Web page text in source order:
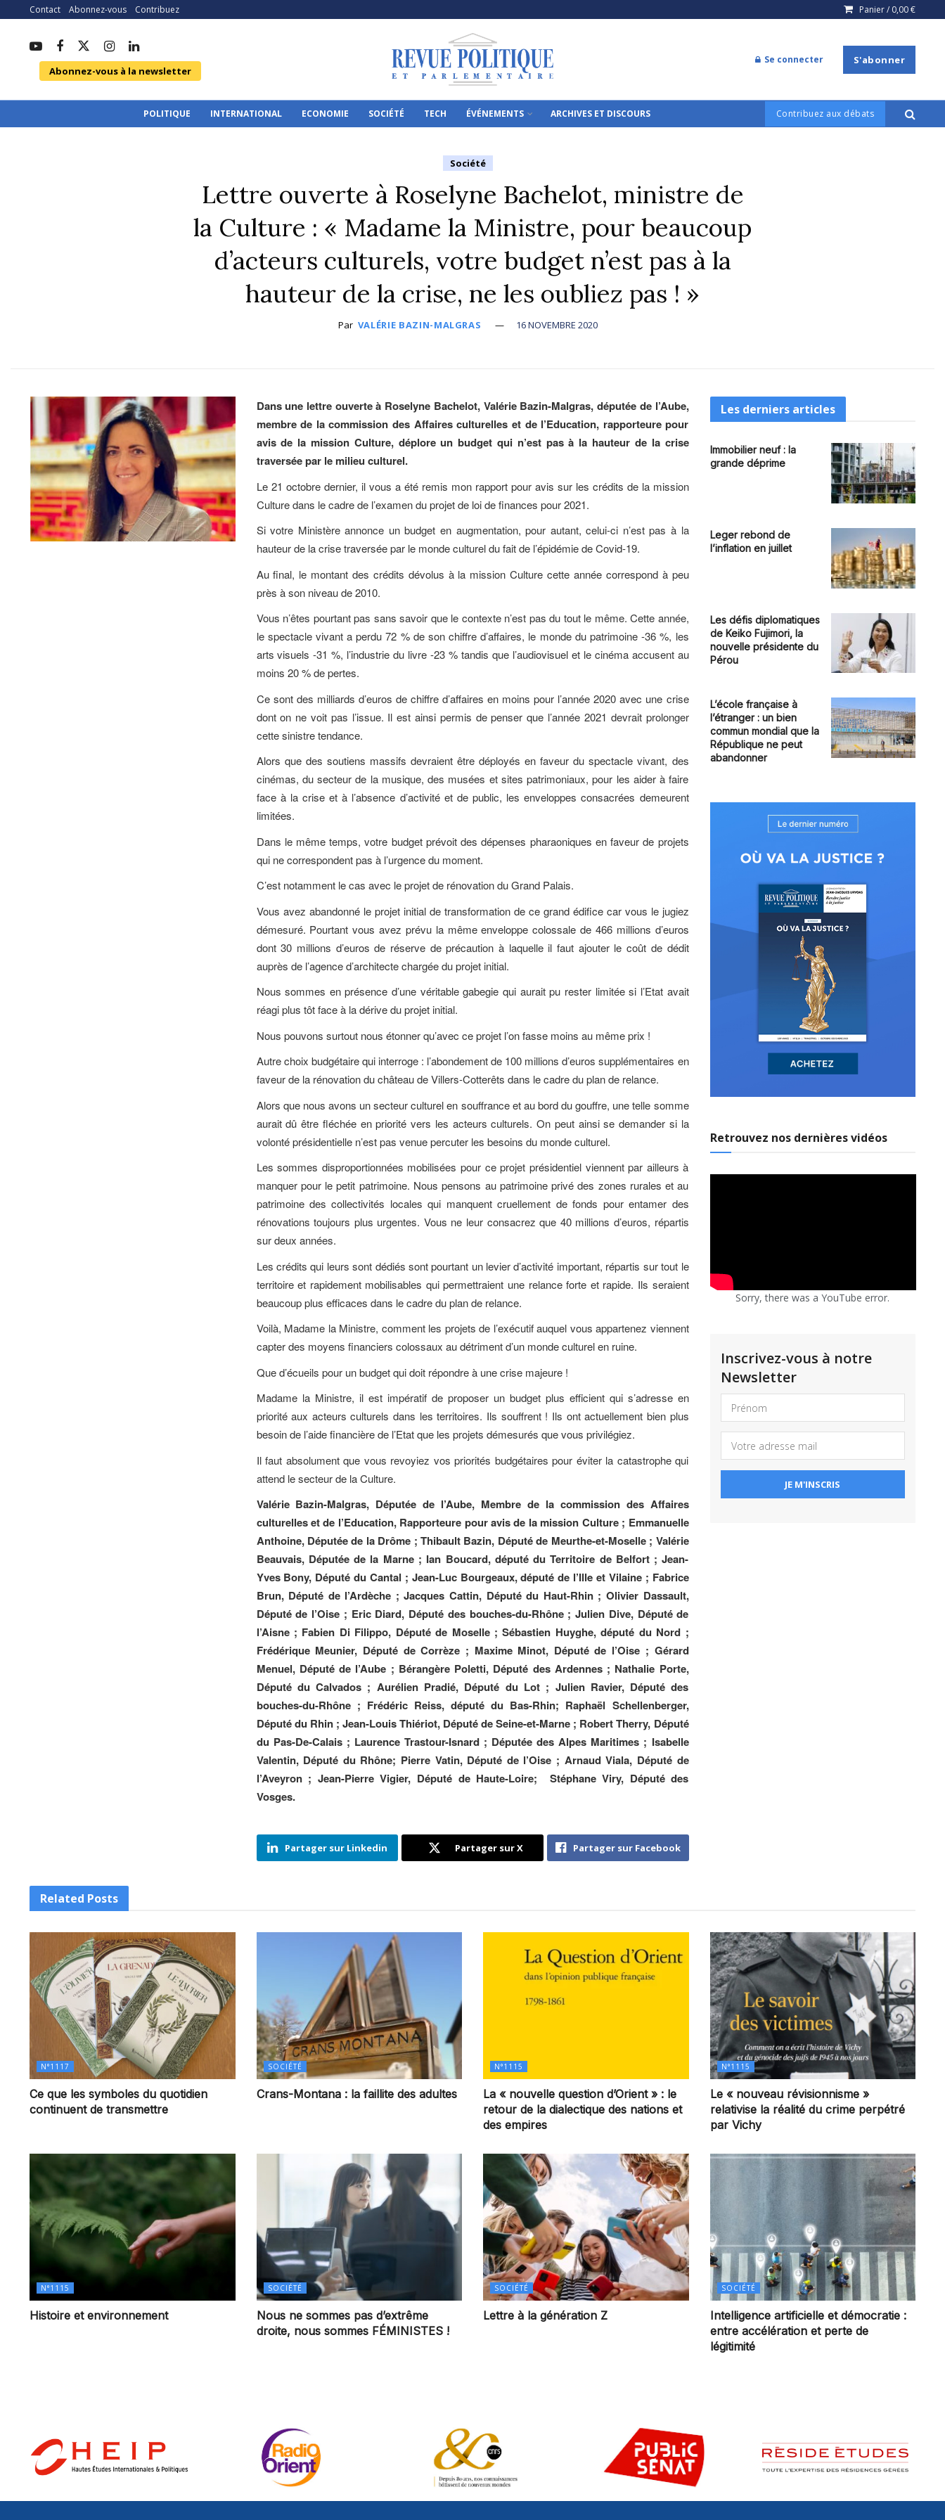
Contact Abonnez-vous Contribuez Panier / 0,00€
Abonnez-vous à la newsletter
Se connecter S'abonner
POLITIQUE INTERNATIONAL ECONOMIE SOCIÉTÉ TECH ÉVÉNEMENTS ARCHIVES ET DISCOURS Contribuez aux débats
Société
Lettre ouverte à Roselyne Bachelot, ministre de
la Culture : « Madame la Ministre, pour beaucoup
d’acteurs culturels, votre budget n’est pas à la
hauteur de la crise, ne les oubliez pas ! »
Par VALÉRIE BAZIN-MALGRAS 16 NOVEMBRE 2020
Dans une lettre ouverte à Roselyne Bachelot, Valérie Bazin-Malgras, députée de l’Aube,
membre de la commission des Affaires culturelles et de l’Education, rapporteure pour
avis de la mission Culture, déplore un budget qui n’est pas à la hauteur de la crise
traversée par le milieu culturel.
Le 21 octobre dernier, il vous a été remis mon rapport pour avis sur les crédits de la mission
Culture dans le cadre de l’examen du projet de loi de finances pour 2021.
Si votre Ministère annonce un budget en augmentation, pour autant, celui-ci n’est pas à la
hauteur de la crise traversée par le monde culturel du fait de l’épidémie de Covid-19.
Au final, le montant des crédits dévolus à la mission Culture cette année correspond à peu
près à son niveau de 2010.
Vous n’êtes pourtant pas sans savoir que le contexte n’est pas du tout le même. Cette année,
le spectacle vivant a perdu 72 % de son chiffre d’affaires, le monde du patrimoine -36 %, les
arts visuels -31 %, l’industrie du livre -23 % tandis que l’audiovisuel et le cinéma accusent au
moins 20 % de pertes.
Ce sont des milliards d’euros de chiffre d’affaires en moins pour l’année 2020 avec une crise
dont on ne voit pas l’issue. Il est ainsi permis de penser que l’année 2021 devrait prolonger
cette sinistre tendance.
Alors que des soutiens massifs devraient être déployés en faveur du spectacle vivant, des
cinémas, du secteur de la musique, des musées et sites patrimoniaux, pour les aider à faire
face à la crise et à l’absence d’activité et de public, les enveloppes consacrées demeurent
limitées.
Dans le même temps, votre budget prévoit des dépenses pharaoniques en faveur de projets
qui ne correspondent pas à l’urgence du moment.
C’est notamment le cas avec le projet de rénovation du Grand Palais.
Vous avez abandonné le projet initial de transformation de ce grand édifice car vous le jugiez
démesuré. Pourtant vous avez prévu la même enveloppe colossale de 466 millions d’euros
dont 30 millions d’euros de réserve de précaution à laquelle il faut ajouter le coût de dédit
auprès de l’agence d’architecte chargée du projet initial.
Nous sommes en présence d’une véritable gabegie qui aurait pu rester limitée si l’Etat avait
réagi plus tôt face à la dérive du projet initial.
Nous pouvons surtout nous étonner qu’avec ce projet l’on fasse moins au même prix !
Autre choix budgétaire qui interroge : l’abondement de 100 millions d’euros supplémentaires en
faveur de la rénovation du château de Villers-Cotterêts dans le cadre du plan de relance.
Alors que nous avons un secteur culturel en souffrance et au bord du gouffre, une telle somme
aurait dû être fléchée en priorité vers les acteurs culturels. On peut ainsi se demander si la
volonté présidentielle n’est pas venue percuter les besoins du monde culturel.
Les sommes disproportionnées mobilisées pour ce projet présidentiel viennent par ailleurs à
manquer pour le petit patrimoine. Nous pensons au patrimoine privé des zones rurales et au
patrimoine des collectivités locales qui manquent cruellement de fonds pour entamer des
rénovations toujours plus urgentes. Vous ne leur consacrez que 40 millions d’euros, répartis
sur deux années.
Les crédits qui leurs sont dédiés sont pourtant un levier d’activité important, répartis sur tout le
territoire et rapidement mobilisables qui permettraient une relance forte et rapide. Ils seraient
beaucoup plus efficaces dans le cadre du plan de relance.
Voilà, Madame la Ministre, comment les projets de l’exécutif auquel vous appartenez viennent
capter des moyens financiers colossaux au détriment d’un monde culturel en ruine.
Que d’écueils pour un budget qui doit répondre à une crise majeure !
Madame la Ministre, il est impératif de proposer un budget plus efficient qui s’adresse en
priorité aux acteurs culturels dans les territoires. Ils souffrent ! Ils ont actuellement bien plus
besoin de l’aide financière de l’Etat que les projets démesurés que vous privilégiez.
Il faut absolument que vous revoyiez vos priorités budgétaires pour éviter la catastrophe qui
attend le secteur de la Culture.
Valérie Bazin-Malgras, Députée de l’Aube, Membre de la commission des Affaires
culturelles et de l’Education, Rapporteure pour avis de la mission Culture ; Emmanuelle
Anthoine, Députée de la Drôme ; Thibault Bazin, Député de Meurthe-et-Moselle ; Valérie
Beauvais, Députée de la Marne ; Ian Boucard, député du Territoire de Belfort ; Jean-
Yves Bony, Député du Cantal ; Jean-Luc Bourgeaux, député de l’Ille et Vilaine ; Fabrice
Brun, Député de l’Ardèche ; Jacques Cattin, Député du Haut-Rhin ; Olivier Dassault,
Député de l’Oise ; Eric Diard, Député des bouches-du-Rhône ; Julien Dive, Député de
l’Aisne ; Fabien Di Filippo, Député de Moselle ; Sébastien Huyghe, député du Nord ;
Frédérique Meunier, Député de Corrèze ; Maxime Minot, Député de l’Oise ; Gérard
Menuel, Député de l’Aube ; Bérangère Poletti, Député des Ardennes ; Nathalie Porte,
Député du Calvados ; Aurélien Pradié, Député du Lot ; Julien Ravier, Député des
bouches-du-Rhône ; Frédéric Reiss, député du Bas-Rhin; Raphaël Schellenberger,
Député du Rhin ; Jean-Louis Thiériot, Député de Seine-et-Marne ; Robert Therry, Député
du Pas-De-Calais ; Laurence Trastour-Isnard ; Députée des Alpes Maritimes ; Isabelle
Valentin, Député du Rhône; Pierre Vatin, Député de l’Oise ; Arnaud Viala, Député de
l’Aveyron ; Jean-Pierre Vigier, Député de Haute-Loire; Stéphane Viry, Député des
Vosges.
Partager sur Linkedin Partager sur X Partager sur Facebook
Les derniers articles
Immobilier neuf : la
grande déprime
Leger rebond de
l’inflation en juillet
Les défis diplomatiques
de Keiko Fujimori, la
nouvelle présidente du
Pérou
L’école française à
l’étranger : un bien
commun mondial que la
République ne peut
abandonner
Retrouvez nos dernières vidéos
Sorry, there was a YouTube error.
Inscrivez-vous à notre
Newsletter
Related Posts
N°1117
Ce que les symboles du quotidien
continuent de transmettre
SOCIÉTÉ
Crans-Montana : la faillite des adultes
N°1115
La « nouvelle question d’Orient » : le
retour de la dialectique des nations et
des empires
N°1115
Le « nouveau révisionnisme »
relativise la réalité du crime perpétré
par Vichy
N°1115
Histoire et environnement
SOCIÉTÉ
Nous ne sommes pas d’extrême
droite, nous sommes FÉMINISTES !
SOCIÉTÉ
Lettre à la génération Z
SOCIÉTÉ
Intelligence artificielle et démocratie :
entre accélération et perte de
légitimité